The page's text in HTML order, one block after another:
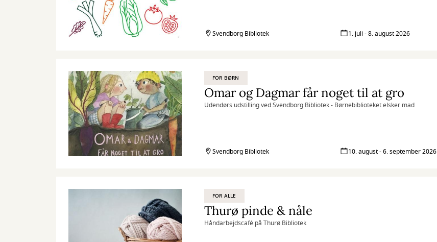
Svendborg Bibliotek 1. juli - 8. august 2026
FOR BØRN
Omar og Dagmar får noget til at gro
Udendørs udstilling ved Svendborg Bibliotek - Børnebiblioteket elsker mad
Svendborg Bibliotek 10. august - 6. september 2026
FOR ALLE
Thurø pinde & nåle
Håndarbejdscafé på Thurø Bibliotek